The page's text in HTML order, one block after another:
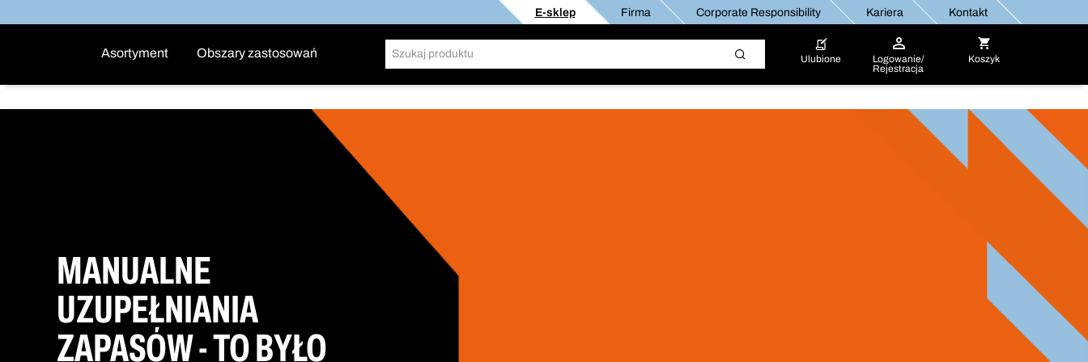
E-sklep Firma Corporate Responsibility Kariera Kontakt
Asortyment Obszary zastosowań Ulubione
Logowanie/
Rejestracja
Koszyk
MANUALNE
UZUPEŁNIANIA
ZAPASÓW - TO BYŁO